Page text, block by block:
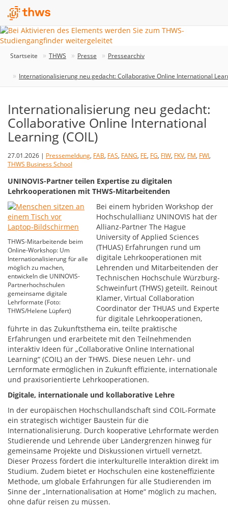
Startseite THWS Presse Pressearchiv
Internationalisierung neu gedacht: Collaborative Online International
Internationalisierung neu gedacht:
Collaborative Online International
Learning (COIL)
27.01.2026 | Pressemeldung, FAB, FAS, FANG, FE, FG, FIW, FKV, FM, FWI,
THWS Business School
UNINOVIS-Partner teilen Expertise zu digitalen
Lehrkooperationen mit THWS-Mitarbeitenden
THWS-Mitarbeitende beim
Online-Workshop: Um
Internationalisierung für alle
möglich zu machen,
entwickeln die UNINOVIS-
Partnerhochschulen
gemeinsame digitale
Lehrformate (Foto:
THWS/Helene Lüpfert)
Bei einem hybriden Workshop der
Hochschulallianz UNINOVIS hat der
Allianz-Partner The Hague
University of Applied Sciences
(THUAS) Erfahrungen rund um
digitale Lehrkooperationen mit
Lehrenden und Mitarbeitenden der
Technischen Hochschule Würzburg-
Schweinfurt (THWS) geteilt. Reinout
Klamer, Virtual Collaboration
Coordinator der THUAS und Experte
für digitale Lehrkooperationen,
führte in das Zukunftsthema ein, teilte praktische
Erfahrungen und erarbeitete mit den Teilnehmenden
interaktiv Ideen für „Collaborative Online International
Learning“ (COIL) an der THWS. Diese neuen Lehr- und
Lernformate ermöglichen in Zukunft effiziente, internationale
und praxisorientierte Lehrkooperationen.
Digitale, internationale und kollaborative Lehre
In der europäischen Hochschullandschaft sind COIL-Formate
ein strategisch wichtiger Baustein für die
Internationalisierung. Durch kooperative Lehrformate werden
Studierende und Lehrende über Ländergrenzen hinweg für
gemeinsame Projekte und Diskussionen virtuell vernetzt.
Dieser Prozess fördert die interkulturelle Interaktion direkt im
Studium. Zudem bietet er Hochschulen eine kosteneffiziente
Methode, um globale Erfahrungen für alle Studierenden im
Sinne der „Internationalisation at Home“ möglich zu machen,
ohne dafür reisen zu müssen.